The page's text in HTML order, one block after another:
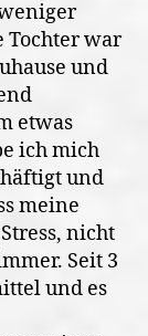
Tochter war
und
etwas
ich mich
und
meine
nicht
Seit 3
und es